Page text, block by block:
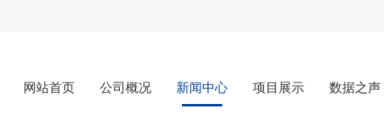
网站首页 公司概况 新闻中心 项目展示 数据之声